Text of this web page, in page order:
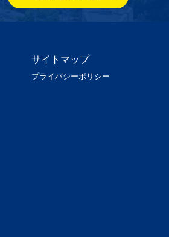
サイトマップ
プライバシーポリシー